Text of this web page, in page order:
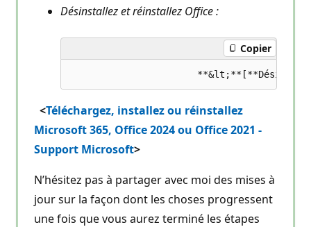
Désinstallez et réinstallez Office :
Copier
<Téléchargez, installez ou réinstallez
Microsoft 365, Office 2024 ou Office 2021 -
Support Microsoft>
N’hésitez pas à partager avec moi des mises à
jour sur la façon dont les choses progressent
une fois que vous aurez terminé les étapes